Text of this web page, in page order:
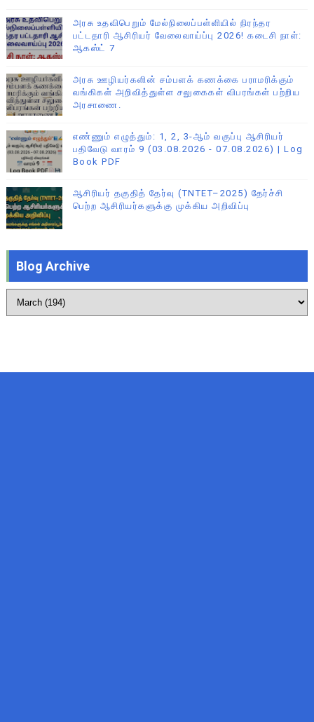
அரசு உதவிபெறும் மேல்நிலைப்பள்ளியில் நிரந்தர
பட்டதாரி ஆசிரியர் வேலைவாய்ப்பு 2026! கடைசி நாள்:
ஆகஸ்ட் 7
அரசு ஊழியர்களின் சம்பளக் கணக்கை பராமரிக்கும்
வங்கிகள் அறிவித்துள்ள சலுகைகள் விபரங்கள் பற்றிய
அரசாணை.
எண்ணும் எழுத்தும்: 1, 2, 3-ஆம் வகுப்பு ஆசிரியர்
பதிவேடு வாரம் 9 (03.08.2026 - 07.08.2026) | Log
Book PDF
ஆசிரியர் தகுதித் தேர்வு (TNTET–2025) தேர்ச்சி
பெற்ற ஆசிரியர்களுக்கு முக்கிய அறிவிப்பு
Blog Archive